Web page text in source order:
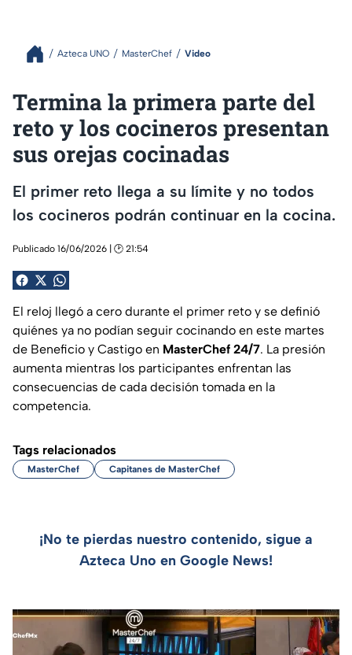
Azteca UNO MasterChef Video
Termina la primera parte del
reto y los cocineros presentan
sus orejas cocinadas
El primer reto llega a su límite y no todos
los cocineros podrán continuar en la cocina.
Publicado 16/06/2026 | 🕑 21:54
El reloj llegó a cero durante el primer reto y se definió
quiénes ya no podían seguir cocinando en este martes
de Beneficio y Castigo en MasterChef 24/7. La presión
aumenta mientras los participantes enfrentan las
consecuencias de cada decisión tomada en la
competencia.
Tags relacionados
MasterChef Capitanes de MasterChef
¡No te pierdas nuestro contenido, sigue a
Azteca Uno en Google News!